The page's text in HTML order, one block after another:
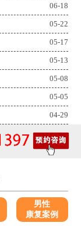
06-18
05-22
05-17
05-13
05-08
05-05
04-29
男性
康复案例